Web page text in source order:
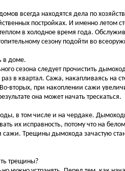
всегда находятся дела по
постройках. И именно летом
в холодное время года.
сезону подойти во
в доме.
сезона следует прочистить
в квартал. Сажа, накапливаясь на
вторых, при накоплении сажи
она может начать трескаться.
в том числе и на чердаке.
их исправность, потому что на
Трещины дымохода зачастую
трещины?